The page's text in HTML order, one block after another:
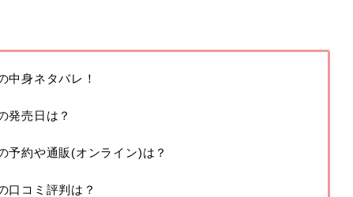
中身ネタバレ！
発売日は？
予約や通販(オンライン)は？
口コミ評判は？